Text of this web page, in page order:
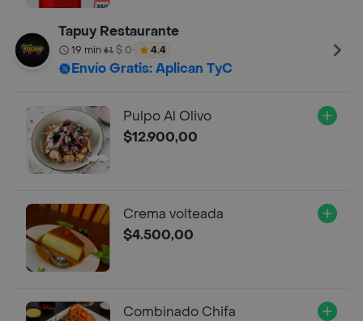
Tapuy Restaurante
19 min• $ 0• 4.4
Envío Gratis: Aplican TyC
Pulpo Al Olivo
$12.900,00
Crema volteada
$4.500,00
Combinado Chifa